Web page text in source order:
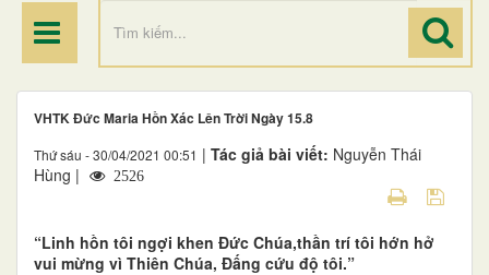
VHTK Đức Maria Hồn Xác Lên Trời Ngày 15.8
Thứ sáu - 30/04/2021 00:51 | Tác giả bài viết: Nguyễn Thái
Hùng |
2526
“Linh hồn tôi ngợi khen Đức Chúa,thần trí tôi hớn hở
vui mừng vì Thiên Chúa, Đấng cứu độ tôi.”